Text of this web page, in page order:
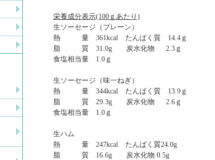
栄養成分表示(100ｇあたり)
生ソーセージ（プレーン）
熱 量 361kcal たんぱく質 14.4ｇ
脂 質 31.0g 炭水化物 2.3ｇ
食塩相当量 1.0ｇ
生ソーセージ（味一ねぎ）
熱 量 344kcal たんぱく質 13.9ｇ
脂 質 29.3g 炭水化物 2.6ｇ
食塩相当量 1.0ｇ
生ハム
熱 量 247kcal たんぱく質24.0g
脂 質 16.6g 炭水化物 0.5g